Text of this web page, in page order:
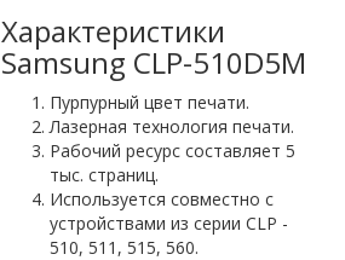
Характеристики
Samsung CLP-510D5M
Пурпурный цвет печати.
Лазерная технология печати.
Рабочий ресурс составляет 5
тыс. страниц.
Используется совместно с
устройствами из серии CLP -
510, 511, 515, 560.